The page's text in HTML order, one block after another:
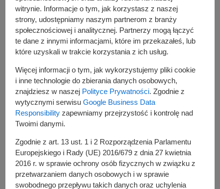
darmowy wykład dotyczący zdrowia
psychicznego
witrynie. Informacje o tym, jak korzystasz z naszej
strony, udostępniamy naszym partnerom z branży
społecznościowej i analitycznej. Partnerzy mogą łączyć
te dane z innymi informacjami, które im przekazałeś, lub
które uzyskali w trakcie korzystania z ich usług.
Więcej informacji o tym, jak wykorzystujemy pliki cookie
i inne technologie do zbierania danych osobowych,
znajdziesz w naszej Polityce Prywatności. Zgodnie z
wytycznymi serwisuGoogle Business Data
Responsibility zapewniamy przejrzystość i kontrolę nad
Twoimi danymi.
Zgodnie z art. 13 ust. 1 i 2 Rozporządzenia Parlamentu
Europejskiego i Rady (UE) 2016/679 z dnia 27 kwietnia
2016 r. w sprawie ochrony osób fizycznych w związku z
przetwarzaniem danych osobowych i w sprawie
swobodnego przepływu takich danych oraz uchylenia